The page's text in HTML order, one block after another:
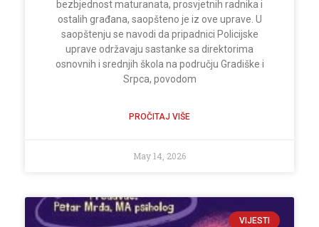
bezbjednost maturanata, prosvjetnih radnika i
ostalih građana, saopšteno je iz ove uprave. U
saopštenju se navodi da pripadnici Policijske
uprave održavaju sastanke sa direktorima
osnovnih i srednjih škola na području Gradiške i
Srpca, povodom
PROČITAJ VIŠE
May 14, 2026
VIJESTI